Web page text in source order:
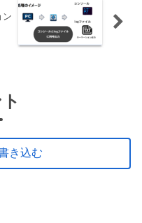
ン
き込む